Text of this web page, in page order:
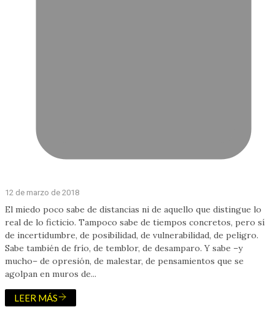
12 de marzo de 2018
El miedo poco sabe de distancias ni de aquello que distingue lo
real de lo ficticio. Tampoco sabe de tiempos concretos, pero sí
de incertidumbre, de posibilidad, de vulnerabilidad, de peligro.
Sabe también de frío, de temblor, de desamparo. Y sabe –y
mucho– de opresión, de malestar, de pensamientos que se
agolpan en muros de...
LEER MÁS